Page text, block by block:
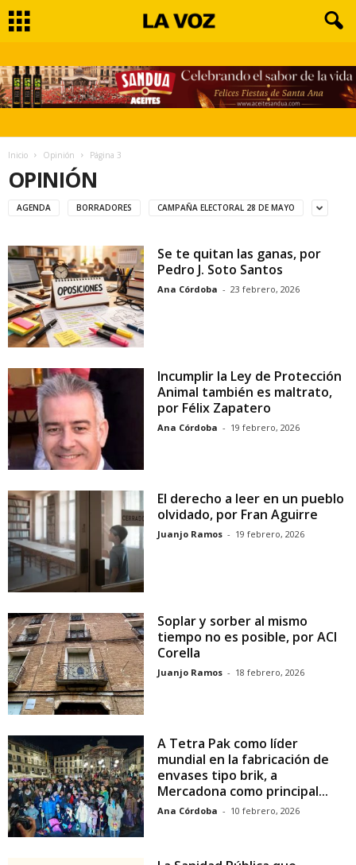
Inicio Opinión Página 3
OPINIÓN
AGENDA BORRADORES CAMPAÑA ELECTORAL 28 DE MAYO
Se te quitan las ganas, por
Pedro J. Soto Santos
Ana Córdoba - 23 febrero, 2026
Incumplir la Ley de Protección
Animal también es maltrato,
por Félix Zapatero
Ana Córdoba - 19 febrero, 2026
El derecho a leer en un pueblo
olvidado, por Fran Aguirre
Juanjo Ramos - 19 febrero, 2026
Soplar y sorber al mismo
tiempo no es posible, por ACI
Corella
Juanjo Ramos - 18 febrero, 2026
A Tetra Pak como líder
mundial en la fabricación de
envases tipo brik, a
Mercadona como principal...
Ana Córdoba - 10 febrero, 2026